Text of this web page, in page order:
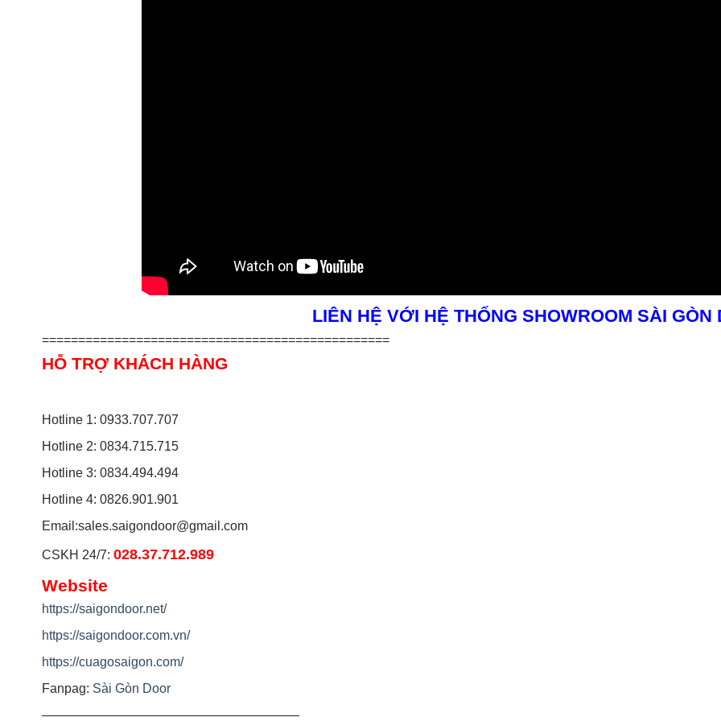
LIÊN HỆ VỚI HỆ THỐNG SHOWROOM SÀI GÒN
================================================
HỖ TRỢ KHÁCH HÀNG
Hotline 1: 0933.707.707
Hotline 2: 0834.715.715
Hotline 3: 0834.494.494
Hotline 4: 0826.901.901
Email:sales.saigondoor@gmail.com
CSKH 24/7: 028.37.712.989
Website
https://saigondoor.net/
https://saigondoor.com.vn/
https://cuagosaigon.com/
Fanpag: Sài Gòn Door
————————————————————